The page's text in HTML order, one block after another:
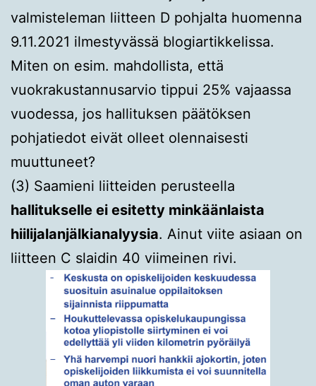
valmisteleman liitteen D pohjalta huomenna
9.11.2021 ilmestyvässä blogiartikkelissa.
Miten on esim. mahdollista, että
vuokrakustannusarvio tippui 25% vajaassa
vuodessa, jos hallituksen päätöksen
pohjatiedot eivät olleet olennaisesti
muuttuneet?
(3) Saamieni liitteiden perusteella
hallitukselle ei esitetty minkäänlaista
hiilijalanjälkianalyysia. Ainut viite asiaan on
liitteen C slaidin 40 viimeinen rivi.